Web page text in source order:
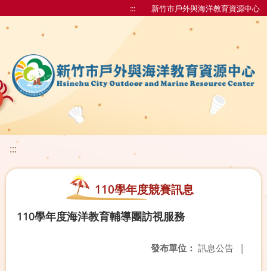
::: 新竹市戶外與海洋教育資源中心
:::
110學年度競賽訊息
110學年度海洋教育輔導團訪視服務
發布單位： 訊息公告 |